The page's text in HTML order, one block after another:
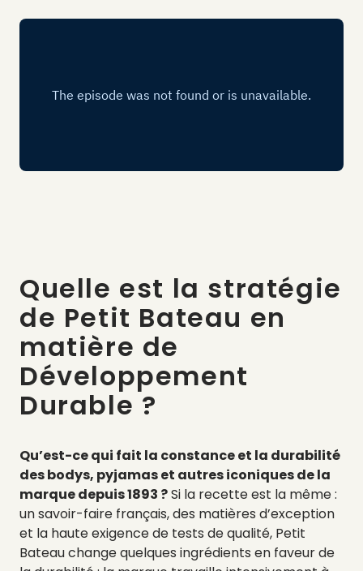
Quelle est la stratégie
de Petit Bateau en
matière de
Développement
Durable ?
Qu’est-ce qui fait la constance et la durabilité
des bodys, pyjamas et autres iconiques de la
marque depuis 1893 ?Si la recette est la même :
un savoir-faire français, des matières d’exception
et la haute exigence de tests de qualité, Petit
Bateau change quelques ingrédients en faveur de